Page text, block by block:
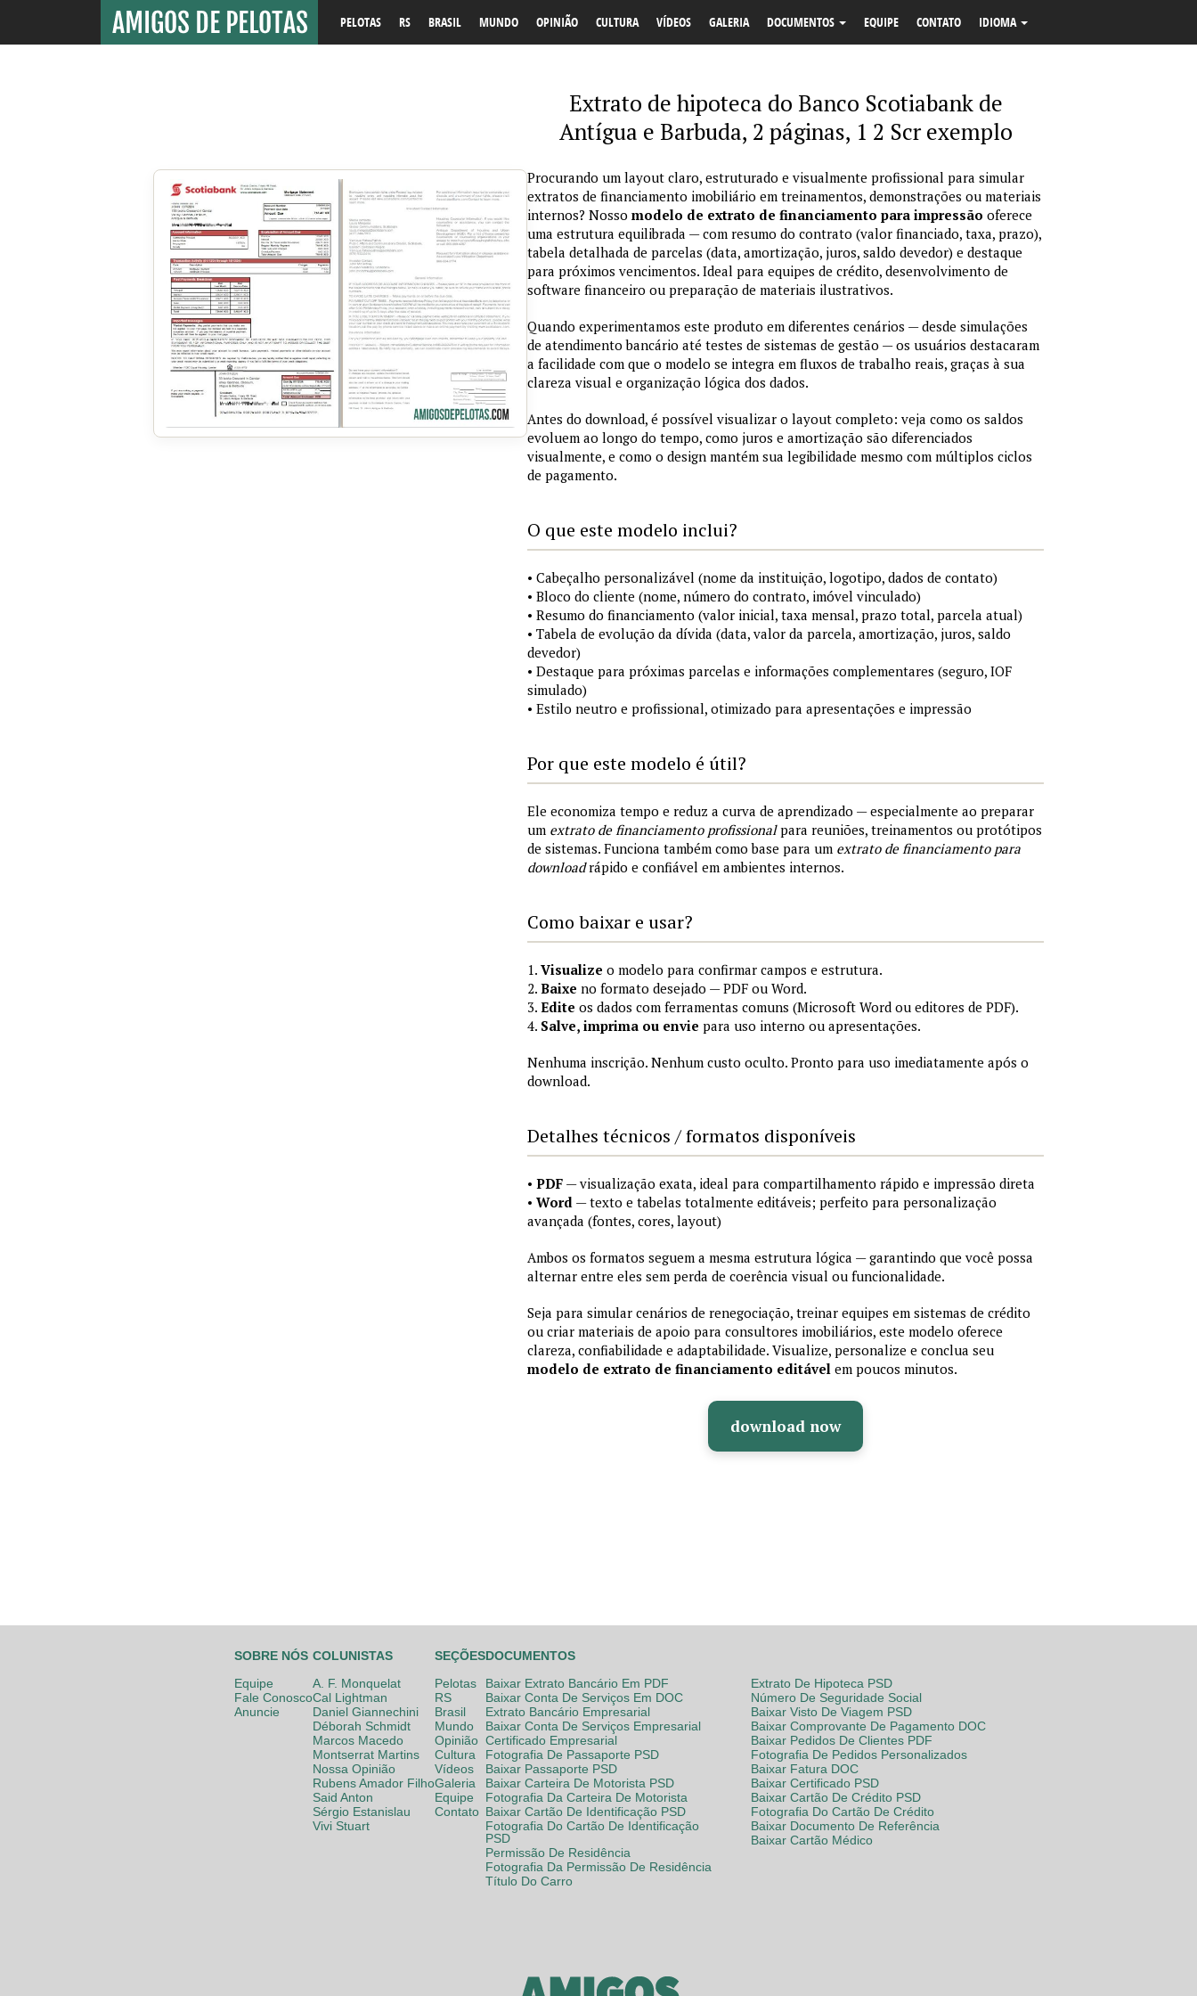
PELOTAS RS BRASIL MUNDO OPINIÃO CULTURA VÍDEOS GALERIA DOCUMENTOS EQUIPE CONTATO IDIOMA
Extrato de hipoteca do Banco Scotiabank de
Antígua e Barbuda, 2 páginas, 1 2 Scr exemplo
Procurando um layout claro, estruturado e visualmente profissional para simular
extratos de financiamento imobiliário em treinamentos, demonstrações ou materiais
internos? Nosso modelo de extrato de financiamento para impressão oferece
uma estrutura equilibrada — com resumo do contrato (valor financiado, taxa, prazo),
tabela detalhada de parcelas (data, amortização, juros, saldo devedor) e destaque
para próximos vencimentos. Ideal para equipes de crédito, desenvolvimento de
software financeiro ou preparação de materiais ilustrativos.
Quando experimentamos este produto em diferentes cenários — desde simulações
de atendimento bancário até testes de sistemas de gestão — os usuários destacaram
a facilidade com que o modelo se integra em fluxos de trabalho reais, graças à sua
clareza visual e organização lógica dos dados.
Antes do download, é possível visualizar o layout completo: veja como os saldos
evoluem ao longo do tempo, como juros e amortização são diferenciados
visualmente, e como o design mantém sua legibilidade mesmo com múltiplos ciclos
de pagamento.
O que este modelo inclui?
• Cabeçalho personalizável (nome da instituição, logotipo, dados de contato)
• Bloco do cliente (nome, número do contrato, imóvel vinculado)
• Resumo do financiamento (valor inicial, taxa mensal, prazo total, parcela atual)
• Tabela de evolução da dívida (data, valor da parcela, amortização, juros, saldo
devedor)
• Destaque para próximas parcelas e informações complementares (seguro, IOF
simulado)
• Estilo neutro e profissional, otimizado para apresentações e impressão
Por que este modelo é útil?
Ele economiza tempo e reduz a curva de aprendizado — especialmente ao preparar
um extrato de financiamento profissionalpara reuniões, treinamentos ou protótipos
de sistemas. Funciona também como base para um extrato de financiamento para
downloadrápido e confiável em ambientes internos.
Como baixar e usar?
1. Visualize o modelo para confirmar campos e estrutura.
2. Baixe no formato desejado — PDF ou Word.
3. Edite os dados com ferramentas comuns (Microsoft Word ou editores de PDF).
4. Salve, imprima ou envie para uso interno ou apresentações.
Nenhuma inscrição. Nenhum custo oculto. Pronto para uso imediatamente após o
download.
Detalhes técnicos / formatos disponíveis
• PDF — visualização exata, ideal para compartilhamento rápido e impressão direta
• Word — texto e tabelas totalmente editáveis; perfeito para personalização
avançada (fontes, cores, layout)
Ambos os formatos seguem a mesma estrutura lógica — garantindo que você possa
alternar entre eles sem perda de coerência visual ou funcionalidade.
Seja para simular cenários de renegociação, treinar equipes em sistemas de crédito
ou criar materiais de apoio para consultores imobiliários, este modelo oferece
clareza, confiabilidade e adaptabilidade. Visualize, personalize e conclua seu
modelo de extrato de financiamento editável em poucos minutos.
download now
SOBRE NÓS
Equipe
Fale Conosco
Anuncie
COLUNISTAS
A. F. Monquelat
Cal Lightman
Daniel Giannechini
Déborah Schmidt
Marcos Macedo
Montserrat Martins
Nossa Opinião
Rubens Amador Filho
Said Anton
Sérgio Estanislau
Vivi Stuart
SEÇÕES
Pelotas
RS
Brasil
Mundo
Opinião
Cultura
Vídeos
Galeria
Equipe
Contato
DOCUMENTOS
Baixar Extrato Bancário Em PDF
Baixar Conta De Serviços Em DOC
Extrato Bancário Empresarial
Baixar Conta De Serviços Empresarial
Certificado Empresarial
Fotografia De Passaporte PSD
Baixar Passaporte PSD
Baixar Carteira De Motorista PSD
Fotografia Da Carteira De Motorista
Baixar Cartão De Identificação PSD
Fotografia Do Cartão De Identificação
PSD
Permissão De Residência
Fotografia Da Permissão De Residência
Título Do Carro
Extrato De Hipoteca PSD
Número De Seguridade Social
Baixar Visto De Viagem PSD
Baixar Comprovante De Pagamento DOC
Baixar Pedidos De Clientes PDF
Fotografia De Pedidos Personalizados
Baixar Fatura DOC
Baixar Certificado PSD
Baixar Cartão De Crédito PSD
Fotografia Do Cartão De Crédito
Baixar Documento De Referência
Baixar Cartão Médico